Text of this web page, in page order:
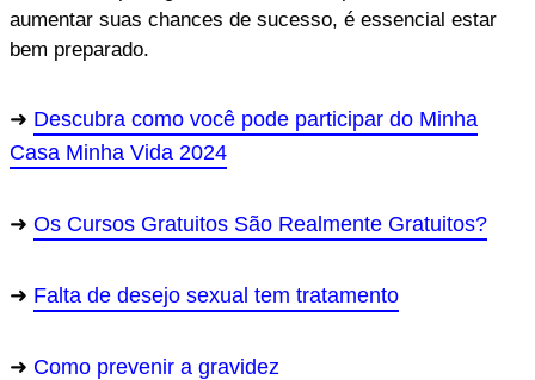
aumentar suas chances de sucesso, é essencial estar
bem preparado.
Descubra como você pode participar do Minha
Casa Minha Vida 2024
Os Cursos Gratuitos São Realmente Gratuitos?
Falta de desejo sexual tem tratamento
Como prevenir a gravidez